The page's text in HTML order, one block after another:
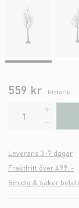
559 kr Historik
Leverans 3-7 dagar
Fraktfritt över 499 :-
Smidig & säker